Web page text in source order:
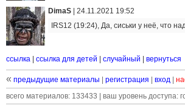
DimaS
24.11.2021 19:52
IRS12 (19:24), Да, сиськи у неё, что
ссылка ссылка для детей случайный вернуться
« предыдущие материалы регистрация вход
всего материалов: 133433 | ваш уровень доступа: